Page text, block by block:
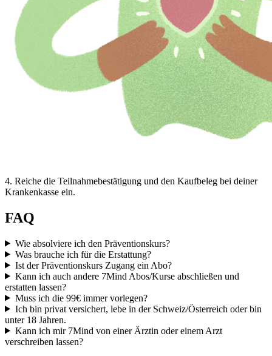
4. Reiche die Teilnahmebestätigung und den Kaufbeleg bei deiner
Krankenkasse ein.
FAQ
Wie absolviere ich den Präventionskurs?
Was brauche ich für die Erstattung?
Ist der Präventionskurs Zugang ein Abo?
Kann ich auch andere 7Mind Abos/Kurse abschließen und
erstatten lassen?
Muss ich die 99€ immer vorlegen?
Ich bin privat versichert, lebe in der Schweiz/Österreich oder bin
unter 18 Jahren.
Kann ich mir 7Mind von einer Ärztin oder einem Arzt
verschreiben lassen?